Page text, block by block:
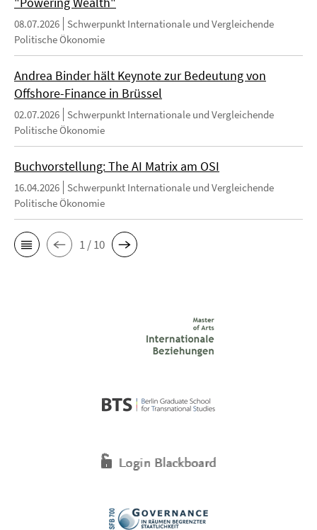
08.07.2026
Schwerpunkt Internationale und Vergleichende
Politische Ökonomie
Andrea Binder hält Keynote zur Bedeutung von
Offshore-Finance in Brüssel
02.07.2026
Schwerpunkt Internationale und Vergleichende
Politische Ökonomie
Buchvorstellung: The AI Matrix am OSI
16.04.2026
Schwerpunkt Internationale und Vergleichende
Politische Ökonomie
1 / 10